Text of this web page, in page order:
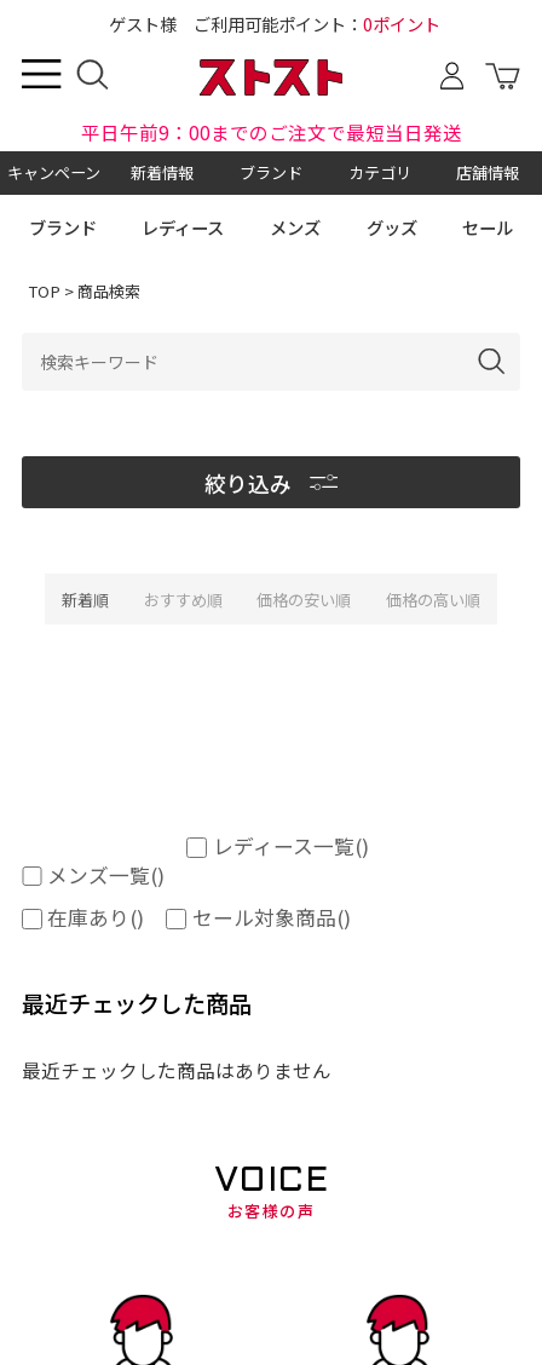
ゲスト様 ご利用可能ポイント： 0ポイント
平日午前9：00までのご注文で最短当日発送
キャンペーン 新着情報 ブランド カテゴリ 店舗情報
ブランド レディース メンズ グッズ セール
TOP > 商品検索
絞り込み
新着順 おすすめ順 価格の安い順 価格の高い順
メンズ一覧()
レディース一覧()
在庫あり () セール対象商品()
最近チェックした商品
最近チェックした商品はありません
VOICE
お客様の声